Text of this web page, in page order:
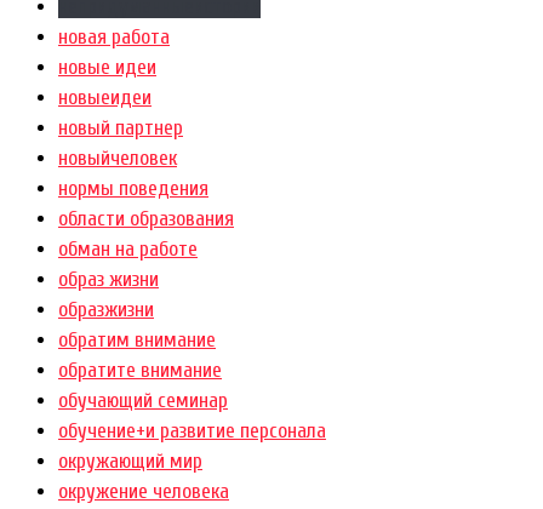
новая работа
новые идеи
новыеидеи
новый партнер
новыйчеловек
нормы поведения
области образования
обман на работе
образ жизни
образжизни
обратим внимание
обратите внимание
обучающий семинар
обучение+и развитие персонала
окружающий мир
окружение человека